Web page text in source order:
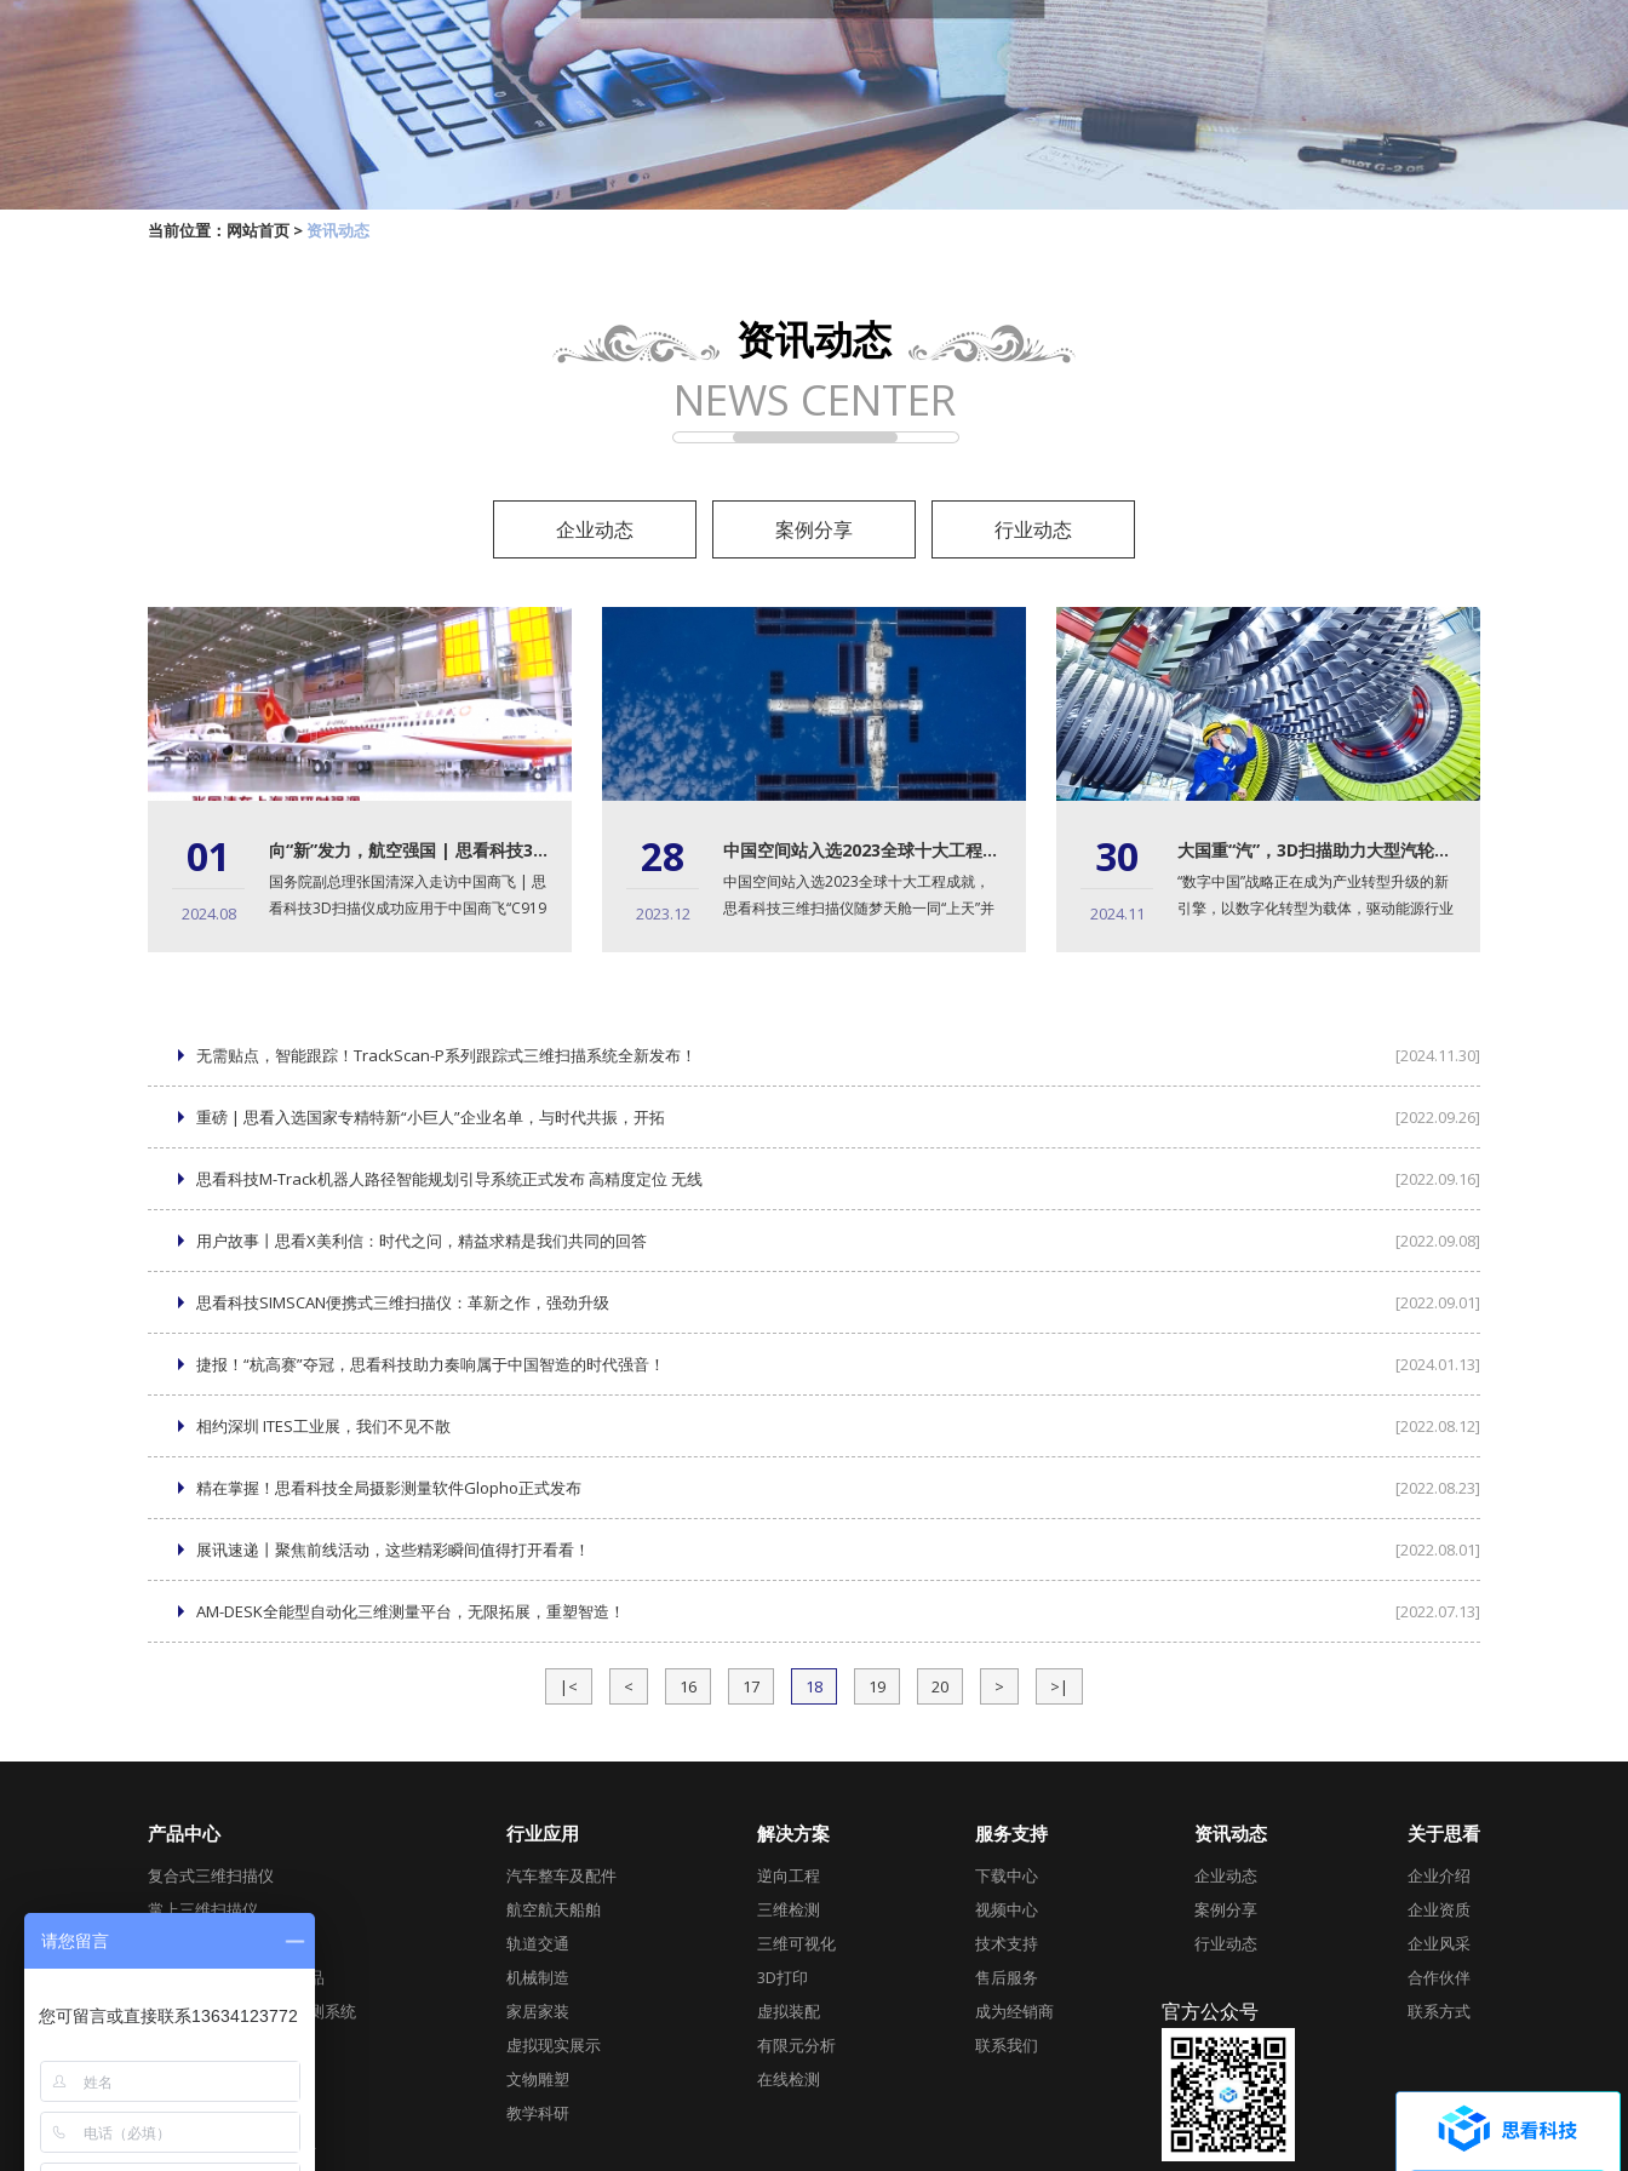
当前位置： 网站首页 > 资讯动态
资讯动态
NEWS CENTER
企业动态 案例分享 行业动态
01
2024.08
向“新”发力，航空强国 | 思看科技3D扫描仪助力国产大飞机翱翔蓝天
国务院副总理张国清深入走访中国商飞 | 思
看科技3D扫描仪成功应用于中国商飞“C919
28
2023.12
中国空间站入选2023全球十大工程成就！探寻大国重器背后的硬核科技
中国空间站入选2023全球十大工程成就，
思看科技三维扫描仪随梦天舱一同“上天”并
30
2024.11
大国重“汽”，3D扫描助力大型汽轮机铸件余量检测及精准划线！
“数字中国”战略正在成为产业转型升级的新
引擎，以数字化转型为载体，驱动能源行业
无需贴点，智能跟踪！TrackScan-P系列跟踪式三维扫描系统全新发布！ [2024.11.30]
重磅 | 思看入选国家专精特新“小巨人”企业名单，与时代共振，开拓 [2022.09.26]
思看科技M-Track机器人路径智能规划引导系统正式发布 高精度定位 无线 [2022.09.16]
用户故事丨思看X美利信：时代之问，精益求精是我们共同的回答 [2022.09.08]
思看科技SIMSCAN便携式三维扫描仪：革新之作，强劲升级 [2022.09.01]
捷报！“杭高赛”夺冠，思看科技助力奏响属于中国智造的时代强音！ [2024.01.13]
相约深圳 ITES工业展，我们不见不散 [2022.08.12]
精在掌握！思看科技全局摄影测量软件Glopho正式发布 [2022.08.23]
展讯速递丨聚焦前线活动，这些精彩瞬间值得打开看看！ [2022.08.01]
AM-DESK全能型自动化三维测量平台，无限拓展，重塑智造！ [2022.07.13]
|< < 16 17 18 19 20 > >|
产品中心
复合式三维扫描仪
掌上三维扫描仪
跟踪式3D视觉数字化产品
工业级自动化3D视觉检测系统
AirGO Power智能模块
Geomagic后期处理软件
行业应用
汽车整车及配件
航空航天船舶
轨道交通
机械制造
家居家装
虚拟现实展示
文物雕塑
教学科研
解决方案
逆向工程
三维检测
三维可视化
3D打印
虚拟装配
有限元分析
在线检测
服务支持
下载中心
视频中心
技术支持
售后服务
成为经销商
联系我们
资讯动态
企业动态
案例分享
行业动态
关于思看
企业介绍
企业资质
企业风采
合作伙伴
联系方式
官方公众号
请您留言
您可留言或直接联系13634123772